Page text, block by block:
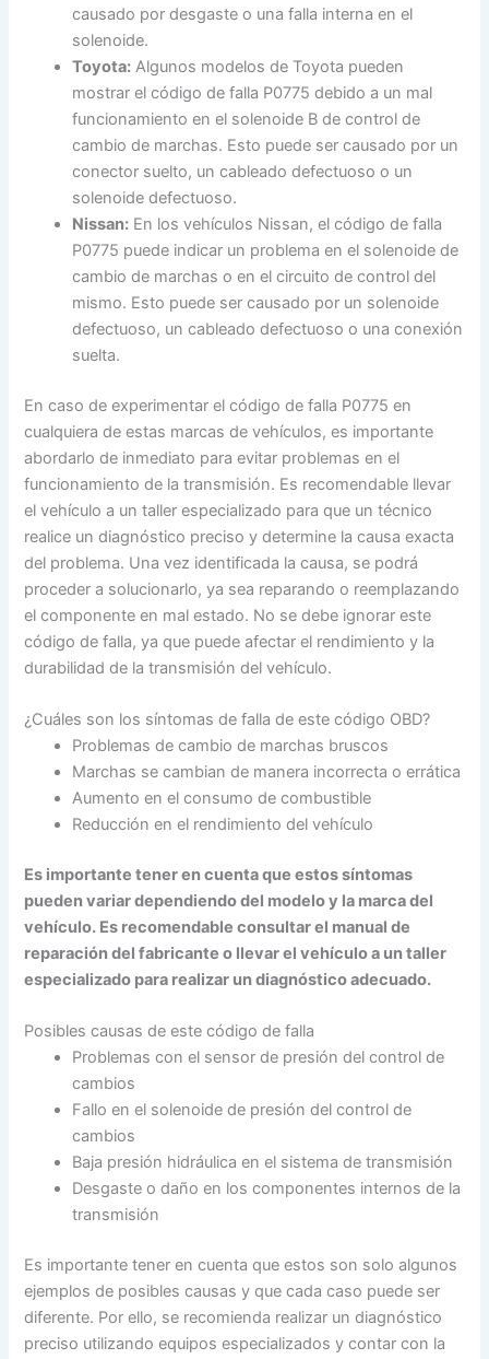
causado por desgaste o una falla interna en el
solenoide.
Toyota: Algunos modelos de Toyota pueden
mostrar el código de falla P0775 debido a un mal
funcionamiento en el solenoide B de control de
cambio de marchas. Esto puede ser causado por un
conector suelto, un cableado defectuoso o un
solenoide defectuoso.
Nissan: En los vehículos Nissan, el código de falla
P0775 puede indicar un problema en el solenoide de
cambio de marchas o en el circuito de control del
mismo. Esto puede ser causado por un solenoide
defectuoso, un cableado defectuoso o una conexión
suelta.
En caso de experimentar el código de falla P0775 en
cualquiera de estas marcas de vehículos, es importante
abordarlo de inmediato para evitar problemas en el
funcionamiento de la transmisión. Es recomendable llevar
el vehículo a un taller especializado para que un técnico
realice un diagnóstico preciso y determine la causa exacta
del problema. Una vez identificada la causa, se podrá
proceder a solucionarlo, ya sea reparando o reemplazando
el componente en mal estado. No se debe ignorar este
código de falla, ya que puede afectar el rendimiento y la
durabilidad de la transmisión del vehículo.
¿Cuáles son los síntomas de falla de este código OBD?
Problemas de cambio de marchas bruscos
Marchas se cambian de manera incorrecta o errática
Aumento en el consumo de combustible
Reducción en el rendimiento del vehículo
Es importante tener en cuenta que estos síntomas
pueden variar dependiendo del modelo y la marca del
vehículo. Es recomendable consultar el manual de
reparación del fabricante o llevar el vehículo a un taller
especializado para realizar un diagnóstico adecuado.
Posibles causas de este código de falla
Problemas con el sensor de presión del control de
cambios
Fallo en el solenoide de presión del control de
cambios
Baja presión hidráulica en el sistema de transmisión
Desgaste o daño en los componentes internos de la
transmisión
Es importante tener en cuenta que estos son solo algunos
ejemplos de posibles causas y que cada caso puede ser
diferente. Por ello, se recomienda realizar un diagnóstico
preciso utilizando equipos especializados y contar con la